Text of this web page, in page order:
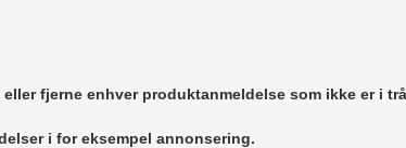
fjerne enhver produktanmeldelse som ikke er i
i for eksempel annonsering.